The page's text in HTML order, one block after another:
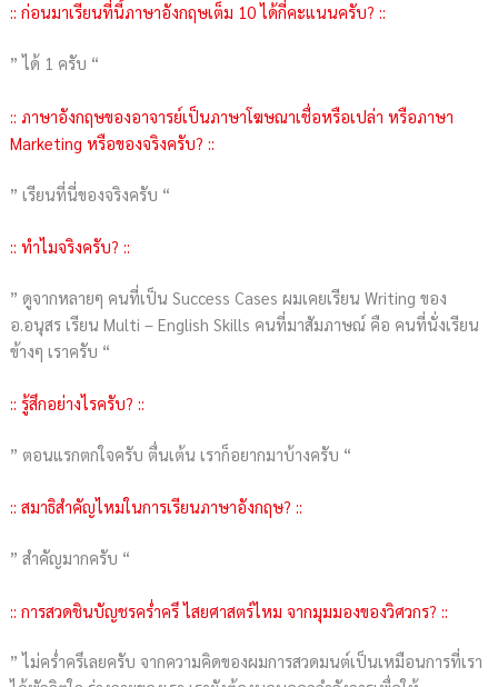
:: ก่อนมาเรียนที่นี้ภาษาอังกฤษเต็ม 10 ได้กี่คะแนนครับ? ::
” ได้ 1 ครับ “
:: ภาษาอังกฤษของอาจารย์เป็นภาษาโฆษณาเชื่อหรือเปล่า หรือภาษา
Marketing หรือของจริงครับ? ::
” เรียนที่นี่ของจริงครับ “
:: ทำไมจริงครับ? ::
” ดูจากหลายๆ คนที่เป็น Success Cases ผมเคยเรียน Writing ของ
อ.อนุสร เรียน Multi – English Skills คนที่มาสัมภาษณ์ คือ คนที่นั่งเรียน
ข้างๆ เราครับ “
:: รู้สึกอย่างไรครับ? ::
” ตอนแรกตกใจครับ ตื่นเต้น เราก็อยากมาบ้างครับ “
:: สมาธิสำคัญไหมในการเรียนภาษาอังกฤษ? ::
” สำคัญมากครับ “
:: การสวดชินบัญชรคร่ำครึ ไสยศาสตร์ไหม จากมุมมองของวิศวกร? ::
” ไม่คร่ำครึเลยครับ จากความคิดของผมการสวดมนต์เป็นเหมือนการที่เรา